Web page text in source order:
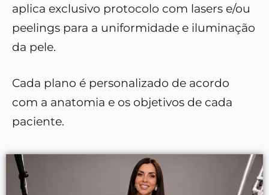
aplica exclusivo protocolo com lasers e/ou
peelings para a uniformidade e iluminação
da pele.
Cada plano é personalizado de acordo
com a anatomia e os objetivos de cada
paciente.